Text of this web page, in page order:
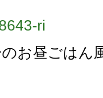
のお昼ごはん